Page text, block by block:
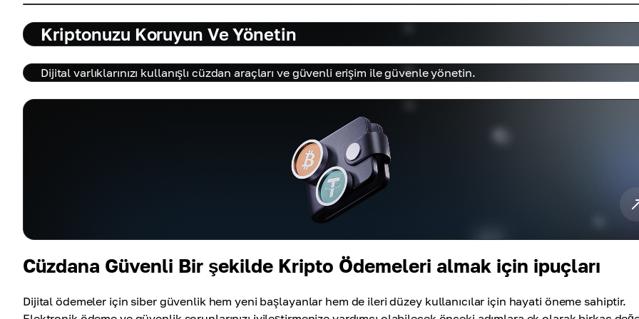
Kriptonuzu Koruyun Ve Yönetin
Dijital varlıklarınızı kullanışlı cüzdan araçları ve güvenli erişim ile güvenle yönetin.
Cüzdana Güvenli Bir şekilde Kripto Ödemeleri almak için ipuçları
Dijital ödemeler için siber güvenlik hem yeni başlayanlar hem de ileri düzey kullanıcılar için hayati öneme sahiptir.